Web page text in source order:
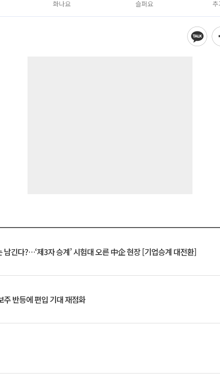
화나요 슬퍼요
남긴다?…‘제3자 승계’ 시험대 오른 中企 현장 [기업승계 대전환]
반등에 편입 기대 재점화